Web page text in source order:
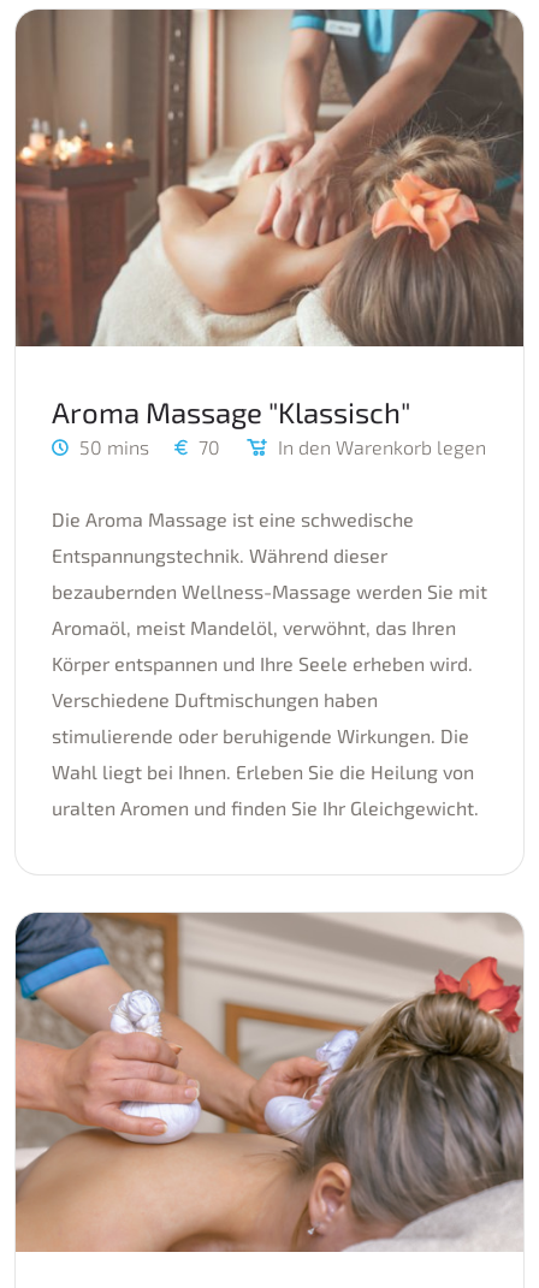
Aroma Massage "Klassisch"
50 mins 70 In den Warenkorb legen
Die Aroma Massage ist eine schwedische
Entspannungstechnik. Während dieser
bezaubernden Wellness-Massage werden Sie mit
Aromaöl, meist Mandelöl, verwöhnt, das Ihren
Körper entspannen und Ihre Seele erheben wird.
Verschiedene Duftmischungen haben
stimulierende oder beruhigende Wirkungen. Die
Wahl liegt bei Ihnen. Erleben Sie die Heilung von
uralten Aromen und finden Sie Ihr Gleichgewicht.